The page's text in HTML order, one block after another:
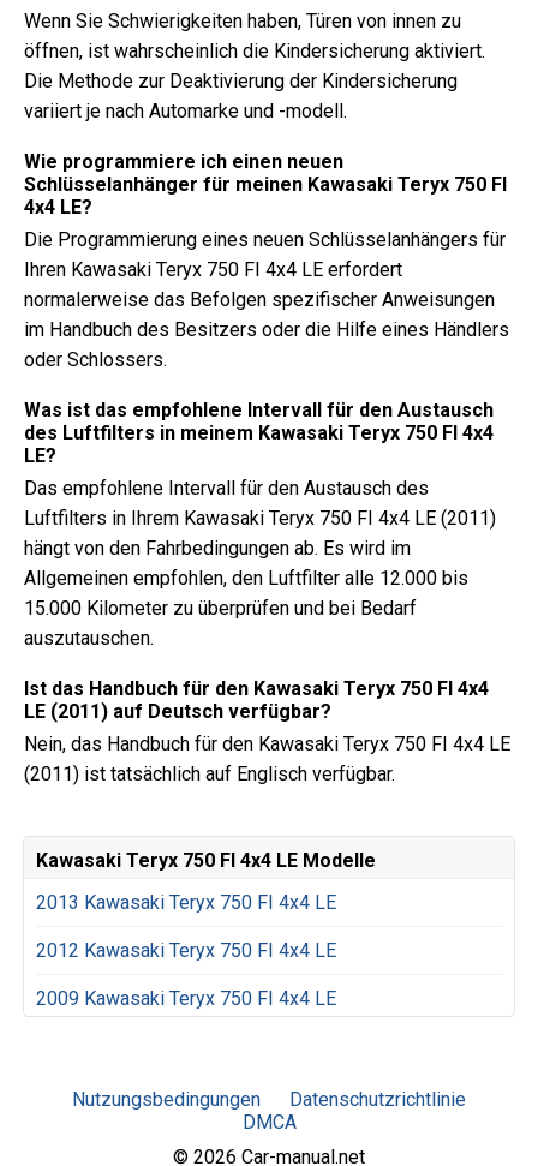
Wenn Sie Schwierigkeiten haben, Türen von innen zu
öffnen, ist wahrscheinlich die Kindersicherung aktiviert.
Die Methode zur Deaktivierung der Kindersicherung
variiert je nach Automarke und -modell.
Wie programmiere ich einen neuen
Schlüsselanhänger für meinen Kawasaki Teryx 750 FI
4x4 LE?
Die Programmierung eines neuen Schlüsselanhängers für
Ihren Kawasaki Teryx 750 FI 4x4 LE erfordert
normalerweise das Befolgen spezifischer Anweisungen
im Handbuch des Besitzers oder die Hilfe eines Händlers
oder Schlossers.
Was ist das empfohlene Intervall für den Austausch
des Luftfilters in meinem Kawasaki Teryx 750 FI 4x4
LE?
Das empfohlene Intervall für den Austausch des
Luftfilters in Ihrem Kawasaki Teryx 750 FI 4x4 LE (2011)
hängt von den Fahrbedingungen ab. Es wird im
Allgemeinen empfohlen, den Luftfilter alle 12.000 bis
15.000 Kilometer zu überprüfen und bei Bedarf
auszutauschen.
Ist das Handbuch für den Kawasaki Teryx 750 FI 4x4
LE (2011) auf Deutsch verfügbar?
Nein, das Handbuch für den Kawasaki Teryx 750 FI 4x4 LE
(2011) ist tatsächlich auf Englisch verfügbar.
Kawasaki Teryx 750 FI 4x4 LE Modelle
2013 Kawasaki Teryx 750 FI 4x4 LE
2012 Kawasaki Teryx 750 FI 4x4 LE
2009 Kawasaki Teryx 750 FI 4x4 LE
Nutzungsbedingungen
Datenschutzrichtlinie
DMCA
© 2026 Car-manual.net